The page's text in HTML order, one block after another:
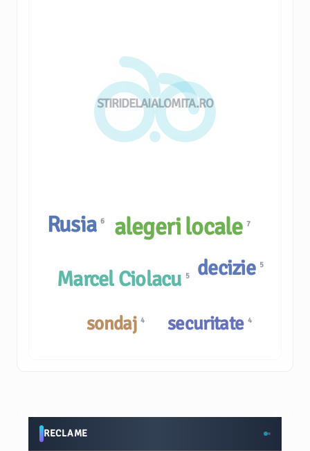
STIRIDELAIALOMITA.RO
alegeri locale7
Rusia6
decizie 5
Marcel Ciolacu 5
securitate 4
sondaj4
RECLAME